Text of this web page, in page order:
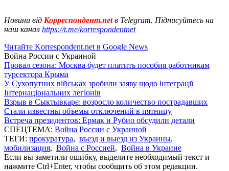
Новини від Корреспондент.netв Telegram. Підписуйтесь на
наш канал https://t.me/korrespondentnet
Читайте Korrespondent.net в Google News
Война России с Украиной
Провал сезона: Москва будет платить пособия работникам
турсектора Крыма
У Сухопутних військах зробили заяву щодо інтеграції
Інтернаціональних легіонів
Взрыв в Сыктывкаре: возросло количество пострадавших
Стали известны объемы отключений в пятницу
Встреча президентов: Ермак и Рубио обсудили детали
СПЕЦТЕМА: Война России с Украиной
ТЕГИ: прокуратура, въезд и выезд из Украины,
мобилизация, Война с Россией, Война в Украине
Если вы заметили ошибку, выделите необходимый текст и
нажмите Ctrl+Enter, чтобы сообщить об этом редакции.